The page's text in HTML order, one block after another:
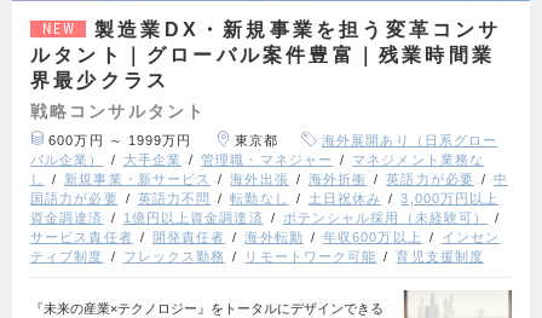
NEW
製造業DX・新規事業を担う変革コンサ
ルタント｜グローバル案件豊富｜残業時間業
界最少クラス
戦略コンサルタント
600万円 ～ 1999万円 東京都
海外展開あり（日系グロー
バル企業）
大手企業 管理職・マネジャー
マネジメント業務な
し
新規事業・新サービス 海外出張 海外折衝 英語力が必要
中
国語力が必要
英語力不問 転勤なし 土日祝休み
3,000万円以上
資金調達済
1億円以上資金調達済
ポテンシャル採用（未経験可）
サービス責任者
開発責任者 海外転勤 年収600万以上
インセン
ティブ制度
フレックス勤務 リモートワーク可能 育児支援制度
『未来の産業×テクノロジー』をトータルにデザインできる